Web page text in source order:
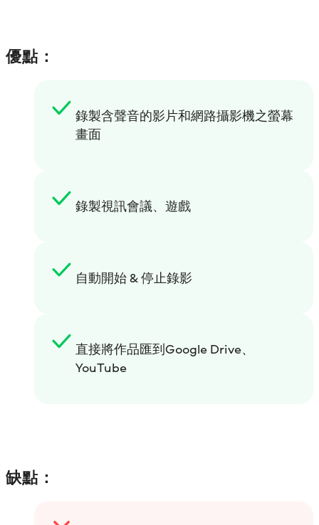
優點：
錄製含聲音的影片和網路攝影機之螢幕
畫面
錄製視訊會議、遊戲
自動開始 & 停止錄影
直接將作品匯到Google Drive、
YouTube
缺點：